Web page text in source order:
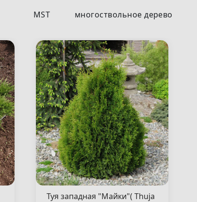
MST
многоствольное дерево
Туя западная "Майки"( Thuja